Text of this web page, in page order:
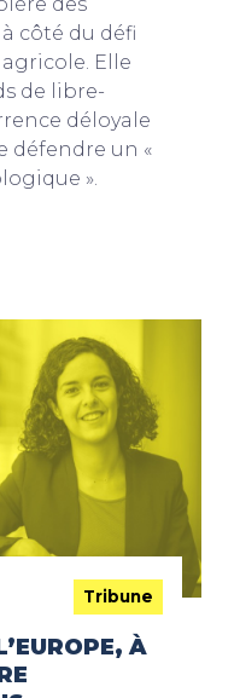
côté du défi
Elle
de libre-
déloyale
défendre un «
».
Tribune
À